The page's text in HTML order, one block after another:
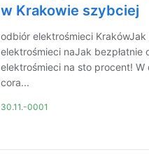
w Krakowie szybciej
odbiór elektrośmieci KrakówJak
elektrośmieci naJak bezpłatnie
elektrośmieci na sto procent!
cora...
30.11.-0001